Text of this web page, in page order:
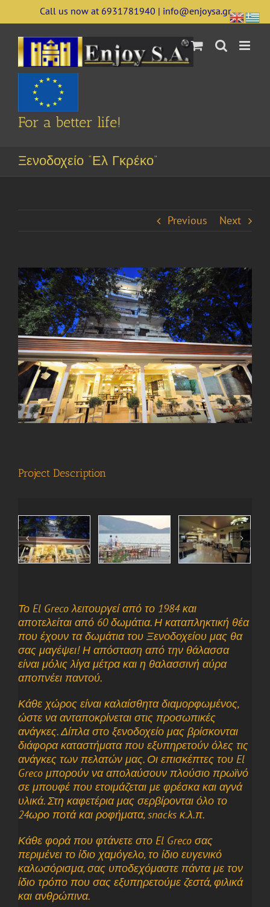
to
content
Call us now at 6931781940 | info@enjoysa.gr
For a better life!
Ξενοδοχείο “Ελ Γκρέκο”
Previous Next
View
Larger
Image
Project Description
Το El Greco λειτουργεί από το 1984 και
αποτελείται από 60 δωμάτια. Η καταπληκτική θέα
που έχουν τα δωμάτια του Ξενοδοχείου μας θα
σας μαγέψει! Η απόσταση από την θάλασσα
είναι μόλις λίγα μέτρα και η θαλασσινή αύρα
αποπνέει παντού.
Κάθε χώρος είναι καλαίσθητα διαμορφωμένος,
ώστε να ανταποκρίνεται στις προσωπικές
ανάγκες. Δίπλα στο ξενοδοχείο μας βρίσκονται
διάφορα καταστήματα που εξυπηρετούν όλες τις
ανάγκες των πελατών μας. Οι επισκέπτες του El
Greco μπορούν να απολαύσουν πλούσιο πρωϊνό
σε μπουφέ που ετοιμάζεται με φρέσκα και αγνά
υλικά. Στη καφετέρια μας σερβίρονται όλο το
24ωρο ποτά και ροφήματα, snacks κ.λ.π.
Κάθε φορά που φτάνετε στο El Greco σας
περιμένει το ίδιο χαμόγελο, το ίδιο ευγενικό
καλωσόρισμα, σας υποδεχόμαστε πάντα με τον
ίδιο τρόπο που σας εξυπηρετούμε ζεστά, φιλικά
και ανθρώπινα.